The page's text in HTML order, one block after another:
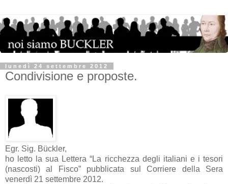
lunedì 24 settembre 2012
Condivisione e proposte.
Egr. Sig. Bückler,
ho letto la sua Lettera “La ricchezza degli italiani e i tesori
(nascosti) al Fisco” pubblicata sul Corriere della Sera
venerdì 21 settembre 2012.